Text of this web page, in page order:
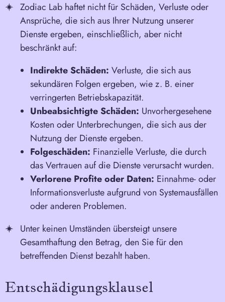
Zodiac Lab haftet nicht für Schäden, Verluste oder
Ansprüche, die sich aus Ihrer Nutzung unserer
Dienste ergeben, einschließlich, aber nicht
beschränkt auf:
Indirekte Schäden: Verluste, die sich aus
sekundären Folgen ergeben, wie z. B. einer
verringerten Betriebskapazität.
Unbeabsichtigte Schäden: Unvorhergesehene
Kosten oder Unterbrechungen, die sich aus der
Nutzung der Dienste ergeben.
Folgeschäden: Finanzielle Verluste, die durch
das Vertrauen auf die Dienste verursacht wurden.
Verlorene Profite oder Daten: Einnahme- oder
Informationsverluste aufgrund von Systemausfällen
oder anderen Problemen.
Unter keinen Umständen übersteigt unsere
Gesamthaftung den Betrag, den Sie für den
betreffenden Dienst bezahlt haben.
Entschädigungsklausel